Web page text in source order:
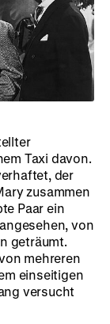
Taxi davon.
der
zusammen
Paar ein
von
geträumt.
mehreren
einseitigen
versucht